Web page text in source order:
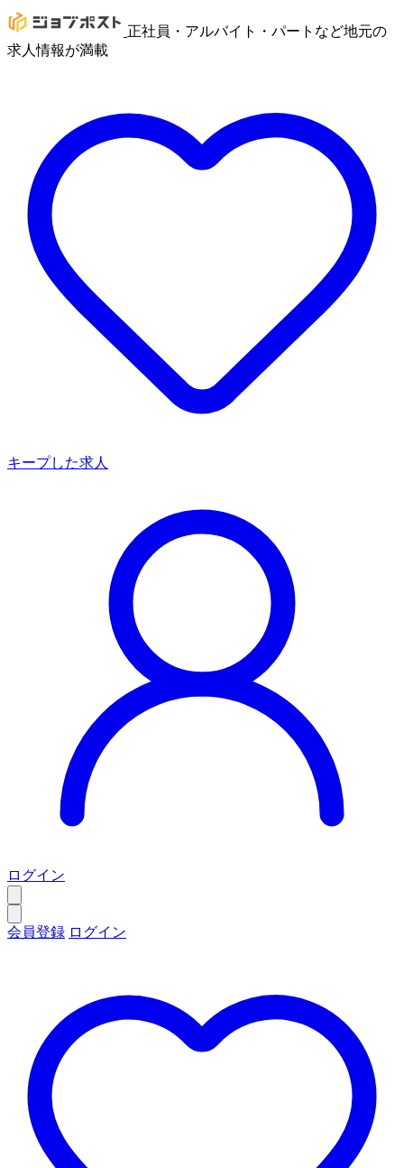
正社員・アルバイト・パートなど地元の
求人情報が満載
キープした求人
ログイン
会員登録 ログイン